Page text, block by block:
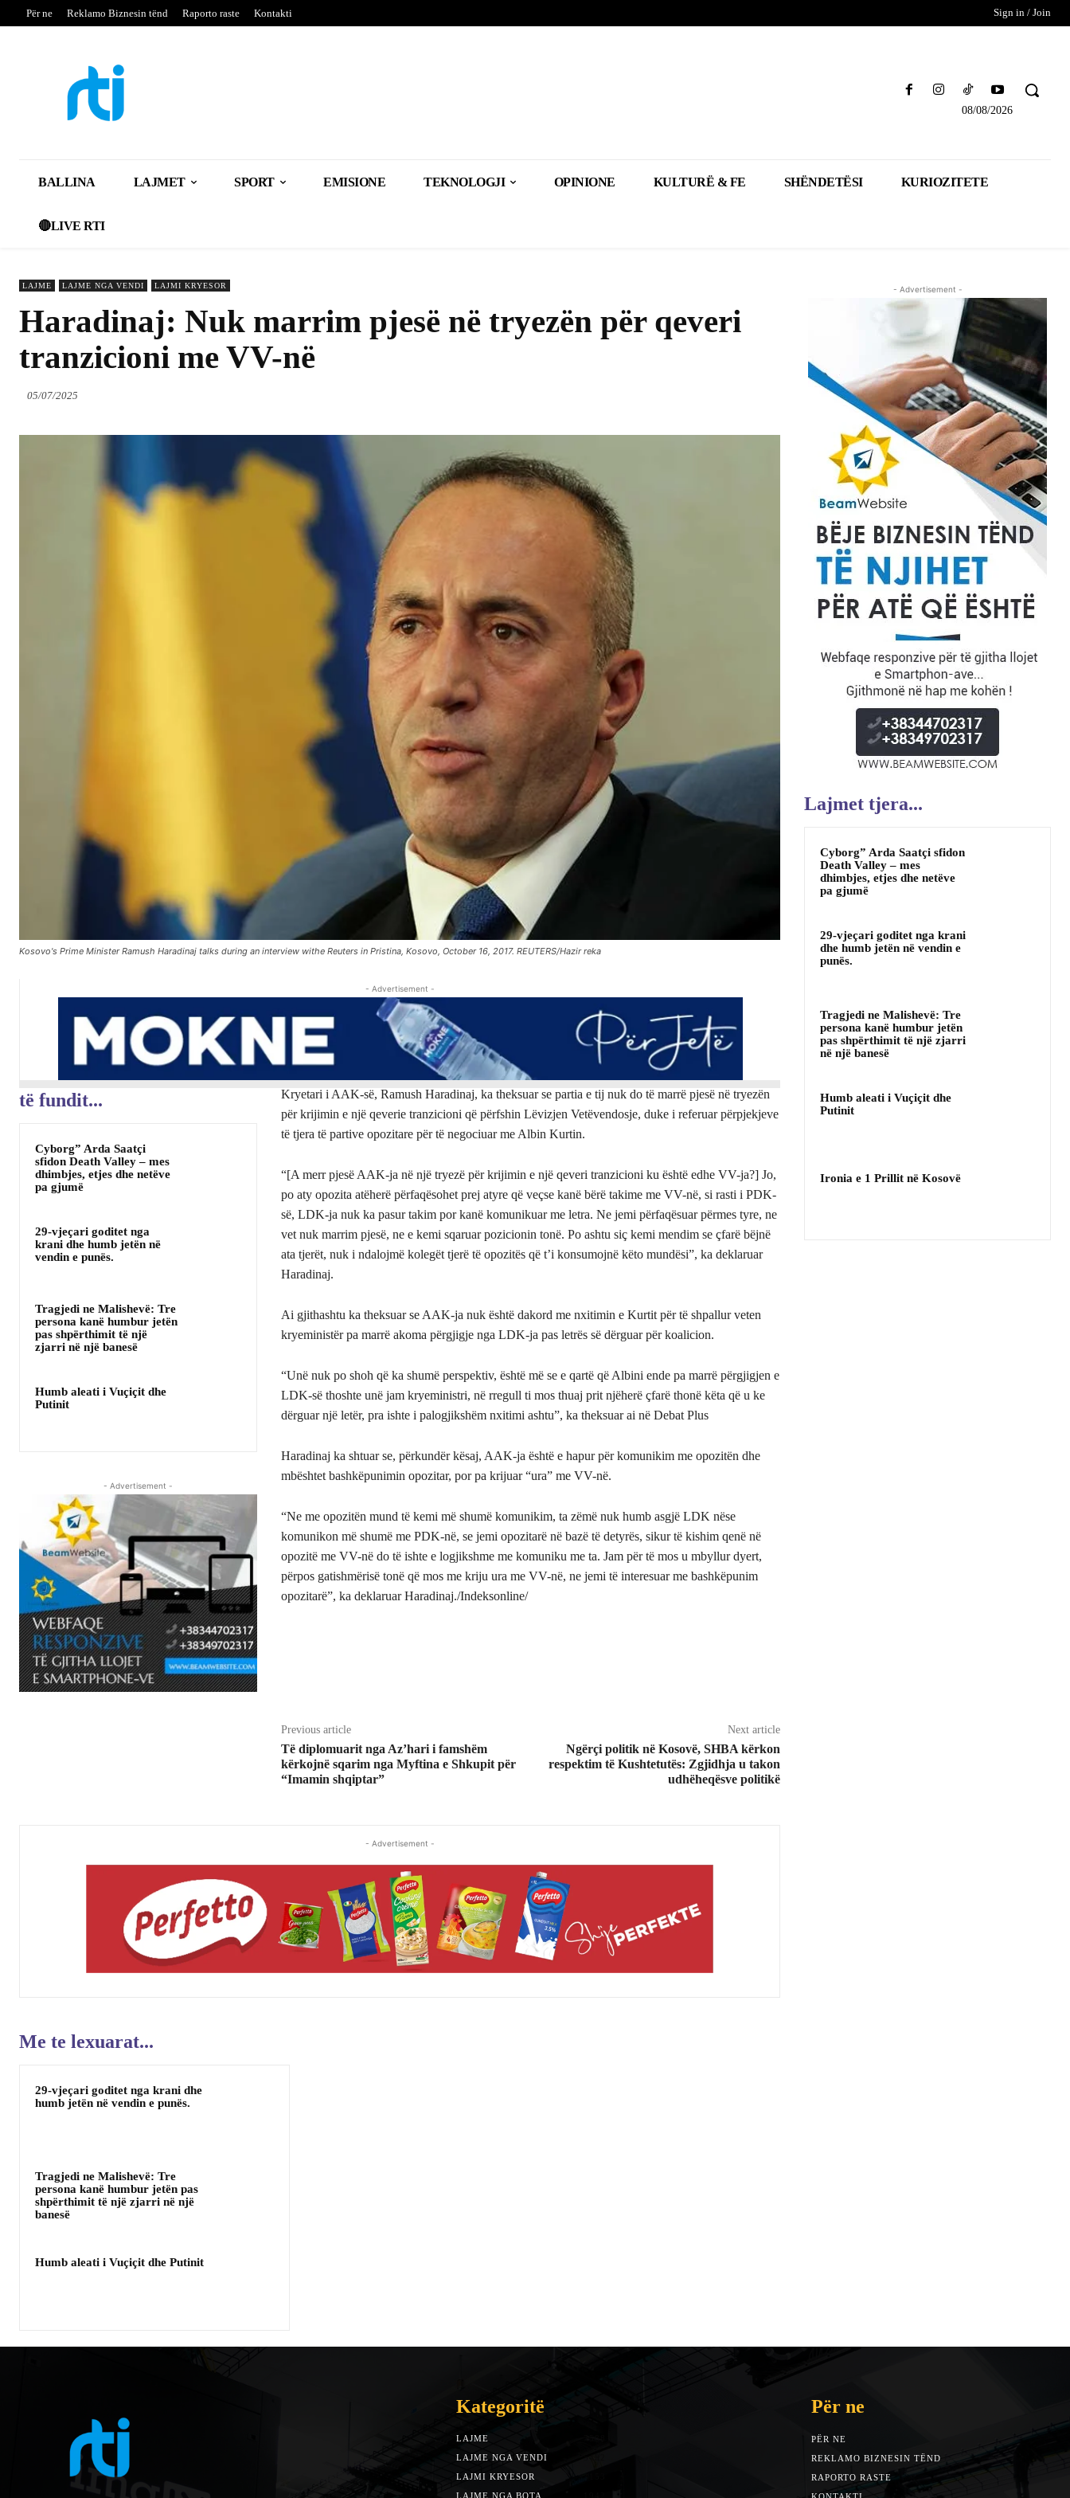
Për ne Reklamo Biznesin tënd Raporto raste Kontakti Sign in / Join
08/08/2026
BALLINA LAJMET SPORT EMISIONE TEKNOLOGJI OPINIONE KULTURË & FE SHËNDETËSI KURIOZITETE
🔴LIVE RTI
LAJME LAJME NGA VENDI LAJMI KRYESOR
Haradinaj: Nuk marrim pjesë në tryezën për qeveri
tranzicioni me VV-në
05/07/2025
Kosovo's Prime Minister Ramush Haradinaj talks during an interview withe Reuters in Pristina, Kosovo, October 16, 2017. REUTERS/Hazir reka
- Advertisement -
të fundit...
Cyborg” Arda Saatçi
sfidon Death Valley – mes
dhimbjes, etjes dhe netëve
pa gjumë
29-vjeçari goditet nga
krani dhe humb jetën në
vendin e punës.
Tragjedi ne Malishevë: Tre
persona kanë humbur jetën
pas shpërthimit të një
zjarri në një banesë
Humb aleati i Vuçiçit dhe
Putinit
- Advertisement -
Kryetari i AAK-së, Ramush Haradinaj, ka theksuar se partia e tij nuk do të marrë pjesë në tryezën
për krijimin e një qeverie tranzicioni që përfshin Lëvizjen Vetëvendosje, duke i referuar përpjekjeve
të tjera të partive opozitare për të negociuar me Albin Kurtin.
“[A merr pjesë AAK-ja në një tryezë për krijimin e një qeveri tranzicioni ku është edhe VV-ja?] Jo,
po aty opozita atëherë përfaqësohet prej atyre që veçse kanë bërë takime me VV-në, si rasti i PDK-
së, LDK-ja nuk ka pasur takim por kanë komunikuar me letra. Ne jemi përfaqësuar përmes tyre, ne
vet nuk marrim pjesë, ne e kemi sqaruar pozicionin tonë. Po ashtu siç kemi mendim se çfarë bëjnë
ata tjerët, nuk i ndalojmë kolegët tjerë të opozitës që t’i konsumojnë këto mundësi”, ka deklaruar
Haradinaj.
Ai gjithashtu ka theksuar se AAK-ja nuk është dakord me nxitimin e Kurtit për të shpallur veten
kryeministër pa marrë akoma përgjigje nga LDK-ja pas letrës së dërguar për koalicion.
“Unë nuk po shoh që ka shumë perspektiv, është më se e qartë që Albini ende pa marrë përgjigjen e
LDK-së thoshte unë jam kryeministri, në rregull ti mos thuaj prit njëherë çfarë thonë këta që u ke
dërguar një letër, pra ishte i palogjikshëm nxitimi ashtu”, ka theksuar ai në Debat Plus
Haradinaj ka shtuar se, përkundër kësaj, AAK-ja është e hapur për komunikim me opozitën dhe
mbështet bashkëpunimin opozitar, por pa krijuar “ura” me VV-në.
“Ne me opozitën mund të kemi më shumë komunikim, ta zëmë nuk humb asgjë LDK nëse
komunikon më shumë me PDK-në, se jemi opozitarë në bazë të detyrës, sikur të kishim qenë në
opozitë me VV-në do të ishte e logjikshme me komuniku me ta. Jam për të mos u mbyllur dyert,
përpos gatishmërisë tonë që mos me kriju ura me VV-në, ne jemi të interesuar me bashkëpunim
opozitarë”, ka deklaruar Haradinaj./Indeksonline/
Previous article
Të diplomuarit nga Az’hari i famshëm
kërkojnë sqarim nga Myftina e Shkupit për
“Imamin shqiptar”
Next article
Ngërçi politik në Kosovë, SHBA kërkon
respektim të Kushtetutës: Zgjidhja u takon
udhëheqësve politikë
- Advertisement -
Me te lexuarat...
29-vjeçari goditet nga krani dhe
humb jetën në vendin e punës.
Tragjedi ne Malishevë: Tre
persona kanë humbur jetën pas
shpërthimit të një zjarri në një
banesë
Humb aleati i Vuçiçit dhe Putinit
- Advertisement -
Lajmet tjera...
Cyborg” Arda Saatçi sfidon
Death Valley – mes
dhimbjes, etjes dhe netëve
pa gjumë
29-vjeçari goditet nga krani
dhe humb jetën në vendin e
punës.
Tragjedi ne Malishevë: Tre
persona kanë humbur jetën
pas shpërthimit të një zjarri
në një banesë
Humb aleati i Vuçiçit dhe
Putinit
Ironia e 1 Prillit në Kosovë
Kategoritë
LAJME
LAJME NGA VENDI
LAJMI KRYESOR
LAJME NGA BOTA
Për ne
PËR NE
REKLAMO BIZNESIN TËND
RAPORTO RASTE